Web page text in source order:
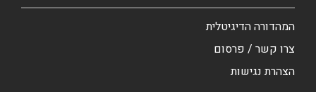
המהדורה הדיגיטלית
צרו קשר / פרסום
הצהרת נגישות